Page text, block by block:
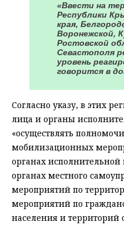
«Ввести на
Республики
края,
Воронежской,
Ростовской
Севастополя
уровень
говорится в
Согласно указу, в этих
лица и органы
«осуществлять
мобилизационных
органах исполнительной
органах местного
мероприятий по
мероприятий по
населения и территорий